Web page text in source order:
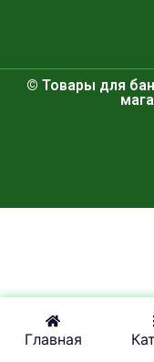
Главная
© Товары для